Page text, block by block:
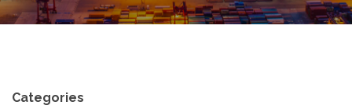
Categories